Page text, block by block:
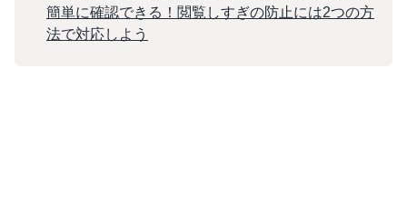
簡単に確認できる！閲覧しすぎの防止には2つの方
法で対応しよう